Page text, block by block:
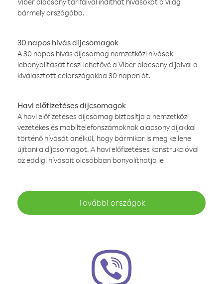
bármely országába.
30 napos hívás díjcsomagok
A 30 napos hívás díjcsomag nemzetközi hívások
lebonyolítását teszi lehetővé a Viber alacsony díjaival a
kiválasztott célországokba 30 napon át.
Havi előfizetéses díjcsomagok
A havi előfizetéses díjcsomag biztosítja a nemzetközi
vezetékes és mobiltelefonszámoknak alacsony díjakkal
történő hívását anélkül, hogy bármikor is meg kellene
újítani a díjcsomagot. A havi előfizetéses konstrukcióval
az eddigi hívásait olcsóbban bonyolíthatja le
További országok